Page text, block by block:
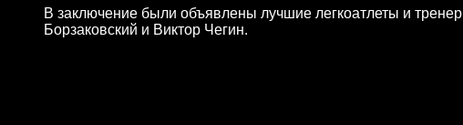
В заключение были объявлены лучшие легкоатлеты и
Борзаковский и Виктор Чегин.